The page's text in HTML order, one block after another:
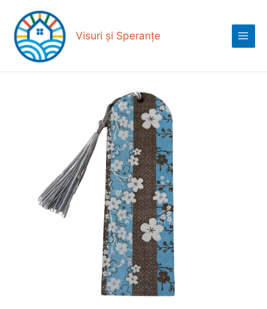
content
Visuri și Speranțe
Menu